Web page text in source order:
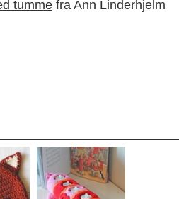
tummefra Ann Linderhjelm